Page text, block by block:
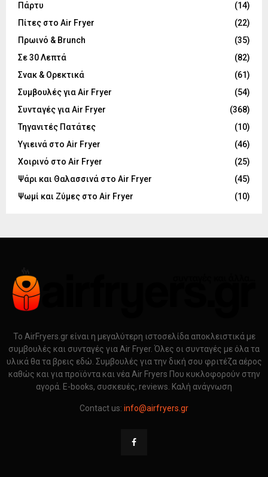
Πάρτυ
(14)
Πίτες στο Air Fryer
(22)
Πρωινό & Brunch
(35)
Σε 30 Λεπτά
(82)
Σνακ & Ορεκτικά
(61)
Συμβουλές για Air Fryer
(54)
Συνταγές για Air Fryer
(368)
Τηγανιτές Πατάτες
(10)
Υγιεινά στο Air Fryer
(46)
Χοιρινό στο Air Fryer
(25)
Ψάρι και Θαλασσινά στο Air Fryer
(45)
Ψωμί και Ζύμες στο Air Fryer
(10)
Το AirFryers.gr είναι η μεγαλύτερη ιστοσελίδα αποκλειστικά με
συμβουλές και συνταγές για Air Fryer. Όλες οι συνταγές με όλα τα
υλικά θα τα βρεις εδώ. Συμβουλές για την δική σου φριτέζα αέρος
καθώς και για προϊόντα και νέα Air Fryers Που κυκλοφορούν στην
αγορά. E-books, συσκευές, reviews. Καλή ανάγνωση
Contact us: info@airfryers.gr